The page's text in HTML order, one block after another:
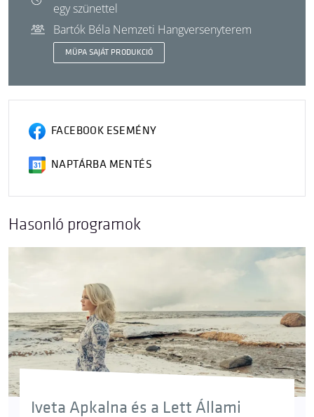
egy szünettel
Bartók Béla Nemzeti Hangversenyterem
MÜPA SAJÁT PRODUKCIÓ
FACEBOOK ESEMÉNY
NAPTÁRBA MENTÉS
Hasonló programok
Iveta Apkalna és a Lett Állami